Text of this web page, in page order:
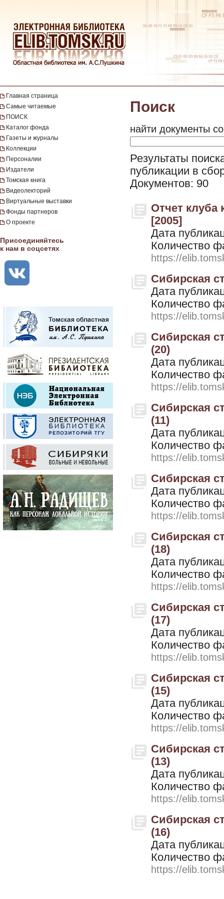
Главная страница
Самые читаемые
ПОИСК
Каталог фонда
Газеты и журналы
Коллекции
Персоналии
Издатели
Томская книга
Видеолекторий
Виртуальные выставки
Фонды партнеров
О проекте
Присоединяйтесь
к нам в соцсетях
Поиск
найти документы
Результаты
публикации в
Документов: 90
Отчет клуба
[2005]
Дата
Количество
https://
Сибирская
Дата
Количество
https://
Сибирская
(20)
Дата
Количество
https://
Сибирская
(11)
Дата
Количество
https://
Сибирская
Дата
Количество
https://
Сибирская
(18)
Дата
Количество
https://
Сибирская
(17)
Дата
Количество
https://
Сибирская
(15)
Дата
Количество
https://
Сибирская
(13)
Дата
Количество
https://
Сибирская
(16)
Дата
Количество
https://